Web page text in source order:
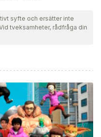
syfte och ersätter inte
tveksamheter, rådfråga din